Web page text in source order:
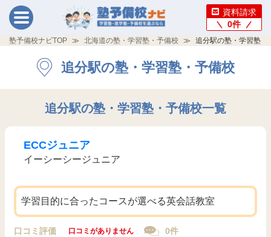
資料請求
0件
塾予備校ナビTOP 北海道の塾・学習塾・予備校 追分駅の塾・学習塾・
追分駅の塾・学習塾・予備校
追分駅の塾・学習塾・予備校一覧
ECCジュニア
イーシーシージュニア
学習目的に合ったコースが選べる英会話教室
口コミ評価 口コミがありません 0件